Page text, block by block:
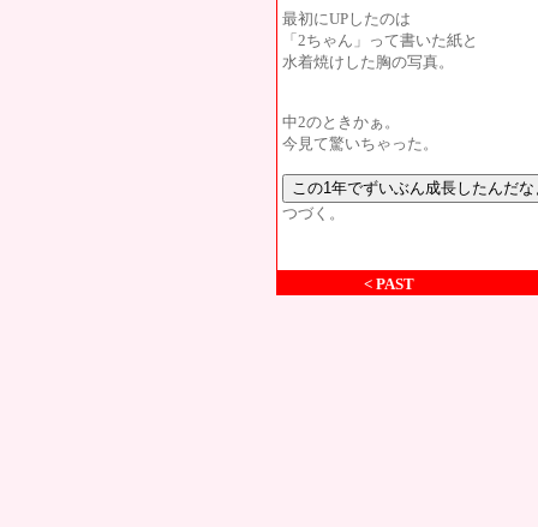
最初にUPしたのは
「2ちゃん」って書いた紙と
水着焼けした胸の写真。
中2のときかぁ。
今見て驚いちゃった。
つづく。
< PAST